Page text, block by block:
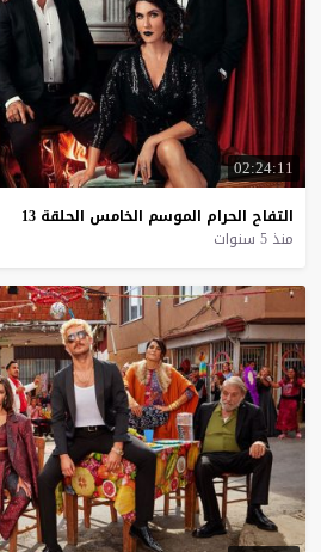
02:24:11
التفاح الحرام الموسم الخامس الحلقة 13
منذ 5 سنوات